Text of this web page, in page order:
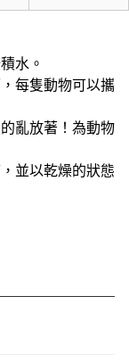
水。
每隻動物可以攜
亂放著！為動物
並以乾燥的狀態